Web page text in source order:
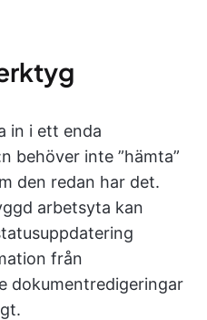
in i ett enda
behöver inte ”hämta”
den redan har det.
arbetsyta kan
från
dokumentredigeringar